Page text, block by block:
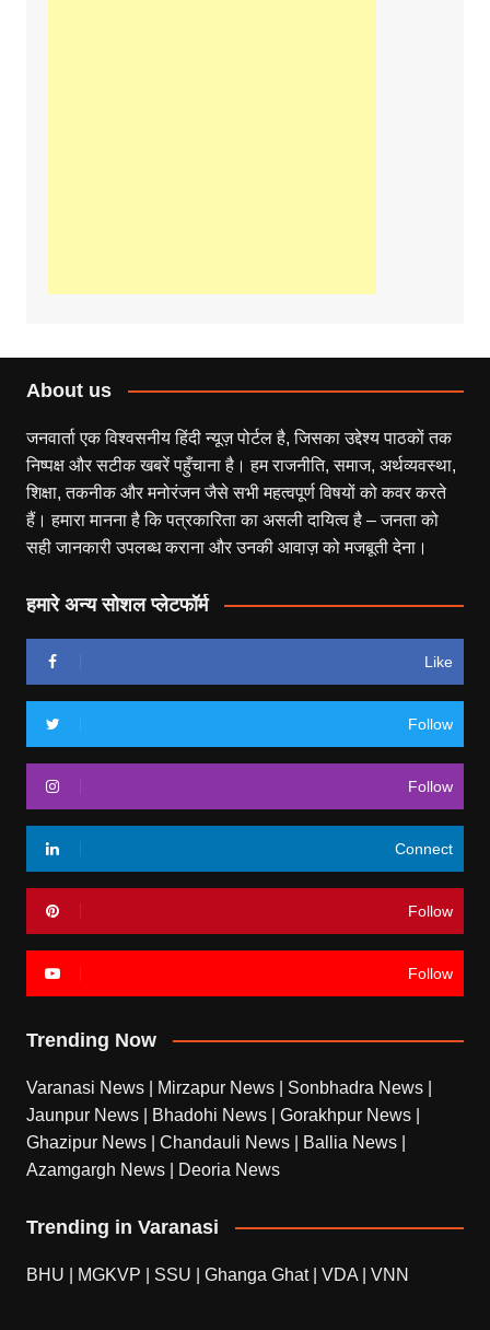
About us
जनवार्ता एक विश्वसनीय हिंदी न्यूज़ पोर्टल है, जिसका उद्देश्य पाठकों तक
निष्पक्ष और सटीक खबरें पहुँचाना है। हम राजनीति, समाज, अर्थव्यवस्था,
शिक्षा, तकनीक और मनोरंजन जैसे सभी महत्वपूर्ण विषयों को कवर करते
हैं। हमारा मानना है कि पत्रकारिता का असली दायित्व है – जनता को
सही जानकारी उपलब्ध कराना और उनकी आवाज़ को मजबूती देना।
हमारे अन्य सोशल प्लेटफॉर्म
Like
Follow
Follow
Connect
Follow
Follow
Trending Now
Varanasi News Mirzapur News Sonbhadra News
Jaunpur News
Bhadohi News Gorakhpur News
Ghazipur News
Chandauli News Ballia News
Azamgargh News
Deoria News
Trending in Varanasi
BHU MGKVP SSU Ghanga Ghat| VDA VNN